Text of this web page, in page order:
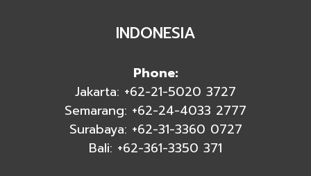
INDONESIA
Phone:
Jakarta: +62-21-5020 3727
Semarang: +62-24-4033 2777
Surabaya: +62-31-3360 0727
Bali: +62-361-3350 371